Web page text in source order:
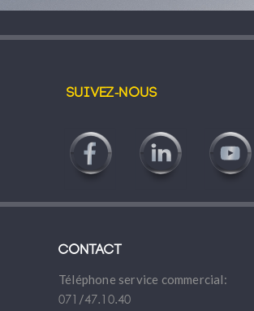
Suivez-nous
Contact
Téléphone service commercial:
071/47.10.40